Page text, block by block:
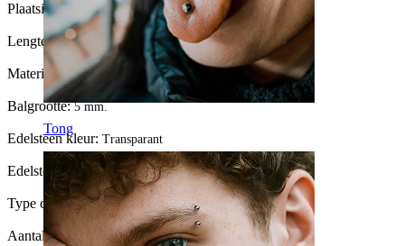
Tong
Plaatsing:Navel, Intimate
Lengte:8 mm
Materiaal:Titanium
Balgrootte:5 mm.
Edelsteen kleur: Transparant
Edelsteen type: Zirkonia
Type coating:PVD-coating
Aantal eenheden:1